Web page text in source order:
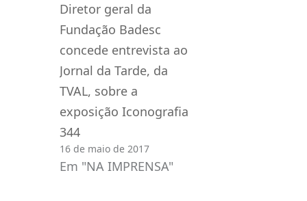
Diretor geral da
Fundação Badesc
concede entrevista ao
Jornal da Tarde, da
TVAL, sobre a
exposição Iconografia
344
16 de maio de 2017
Em "NA IMPRENSA"